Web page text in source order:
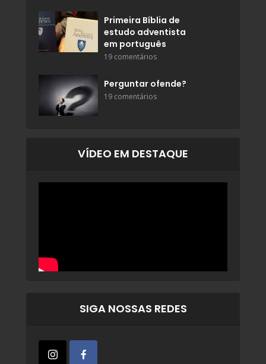
Primeira Bíblia de
estudo adventista
em português
19 comentários
Perguntar ofende?
19 comentários
VÍDEO EM DESTAQUE
SIGA NOSSAS REDES